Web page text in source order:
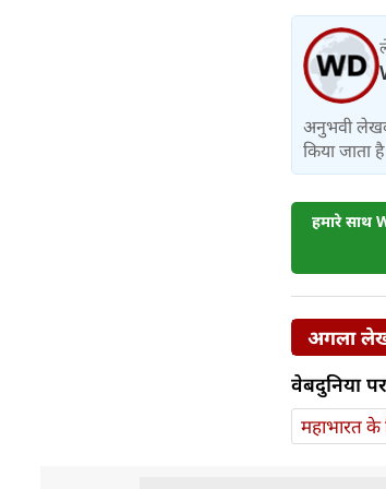
अनुभवी
किया जाता
हमारे साथ
अगला
वेबदुनिया
महाभारत के